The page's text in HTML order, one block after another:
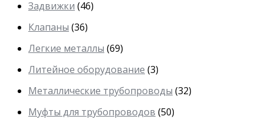
Задвижки (46)
Клапаны (36)
Легкие металлы (69)
Литейное оборудование (3)
Металлические трубопроводы (32)
Муфты для трубопроводов (50)